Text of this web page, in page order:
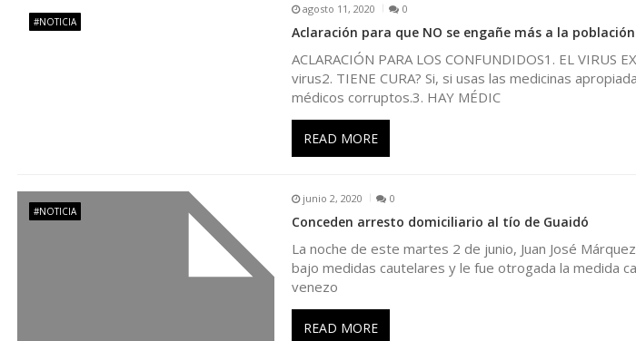
n
d
#NOTICIA
agosto 11, 2020 0
Aclaración para que NO se engañe más a la
ACLARACIÓN PARA LOS CONFUNDIDOS1. EL VIRUS
virus2. TIENE CURA? Si, si usas las medicinas
médicos corruptos.3. HAY MÉDIC
READ MORE
#NOTICIA
junio 2, 2020 0
Conceden arresto domiciliario al tío de Guaidó
La noche de este martes 2 de junio, Juan José
bajo medidas cautelares y le fue otrogada la medida
venezo
READ MORE